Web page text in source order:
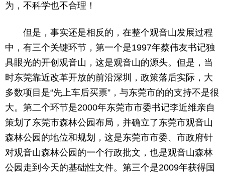
为，不科学也不合理！
但是，事实还是相反的，在整个观音山发展过程
中，有三个关键环节，第一个是1997年蔡伟友书记独
具眼光的开创观音山，这是观音山的源头。但是，当
时东莞靠近改革开放的前沿深圳，政策落后实际，大
多数项目是“先上车后买票”，与东莞市的的支持不是很
大。第二个环节是2000年东莞市市委书记李近维亲自
策划了东莞市森林公园布局，并确立了东莞市观音山
森林公园的地位和规划，这是东莞市市委、市政府针
对观音山森林公园的一个行政批文，也是观音山森林
公园走到今天的基础性文件。第三个是2009年获得国